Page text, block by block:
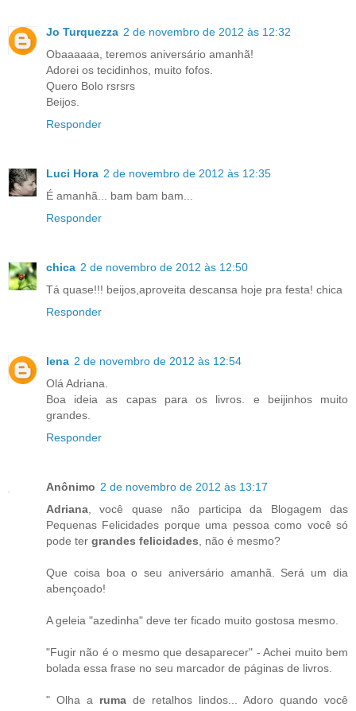
Jo Turquezza 2 de novembro de 2012 às 12:32
Obaaaaaa, teremos aniversário amanhã!
Adorei os tecidinhos, muito fofos.
Quero Bolo rsrsrs
Beijos.
Responder
Luci Hora 2 de novembro de 2012 às 12:35
É amanhã... bam bam bam...
Responder
chica 2 de novembro de 2012 às 12:50
Tá quase!!! beijos,aproveita descansa hoje pra festa! chica
Responder
lena 2 de novembro de 2012 às 12:54
Olá Adriana.
Boa ideia as capas para os livros. e beijinhos muito
grandes.
Responder
Anônimo 2 de novembro de 2012 às 13:17
Adriana , você quase não participa da Blogagem das
Pequenas Felicidades porque uma pessoa como você só
pode ter grandes felicidades , não é mesmo?
Que coisa boa o seu aniversário amanhã. Será um dia
abençoado!
A geleia "azedinha" deve ter ficado muito gostosa mesmo.
"Fugir não é o mesmo que desaparecer" - Achei muito bem
bolada essa frase no seu marcador de páginas de livros.
" Olha a ruma de retalhos lindos... Adoro quando você